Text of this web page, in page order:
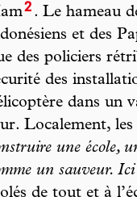
2 . Le hameau
et des
des policiers
des
dans un
Localement, les
une école,
un sauveur.